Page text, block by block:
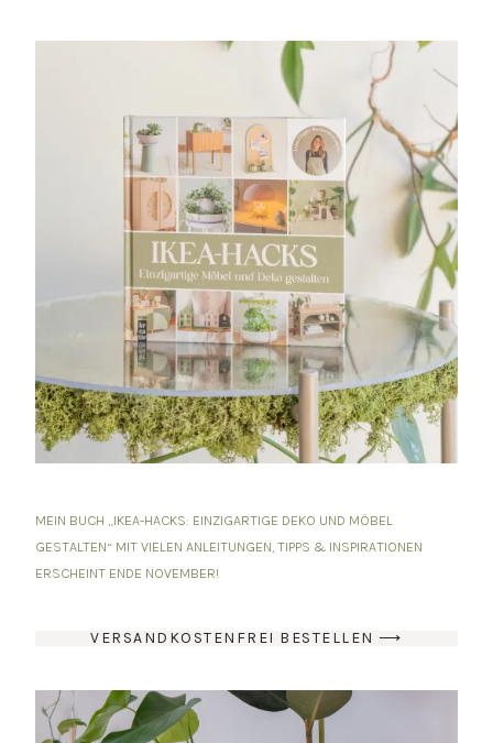
MEIN BUCH „IKEA-HACKS: EINZIGARTIGE DEKO UND MÖBEL
GESTALTEN“ MIT VIELEN ANLEITUNGEN, TIPPS & INSPIRATIONEN
ERSCHEINT ENDE NOVEMBER!
VERSANDKOSTENFREI BESTELLEN ⟶